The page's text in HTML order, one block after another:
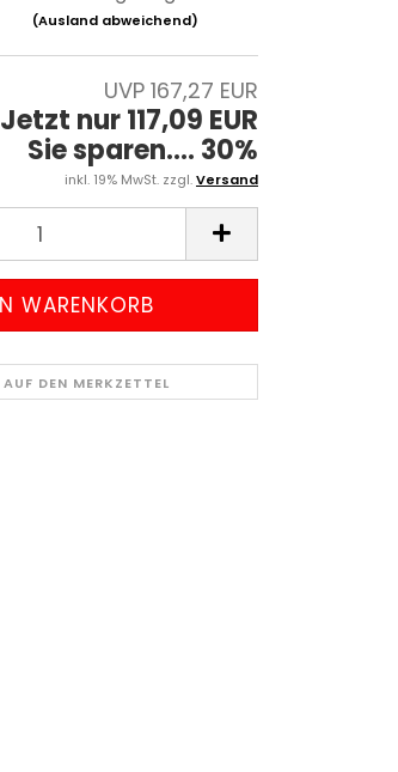
(Ausland abweichend)
UVP 167,27 EUR
Jetzt nur 117,09 EUR
Sie sparen.... 30%
inkl. 19% MwSt. zzgl.Versand
AUF DEN MERKZETTEL